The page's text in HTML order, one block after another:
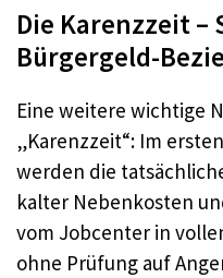
Die Karenzzeit
Bürgergeld-
Eine weitere wichtige
„Karenzzeit“: Im
werden die
kalter Nebenkosten
vom Jobcenter in
ohne Prüfung auf